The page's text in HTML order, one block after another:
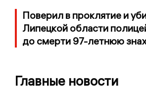
Поверил в проклятие и
Липецкой области
до смерти 97-летнюю
Главные новости